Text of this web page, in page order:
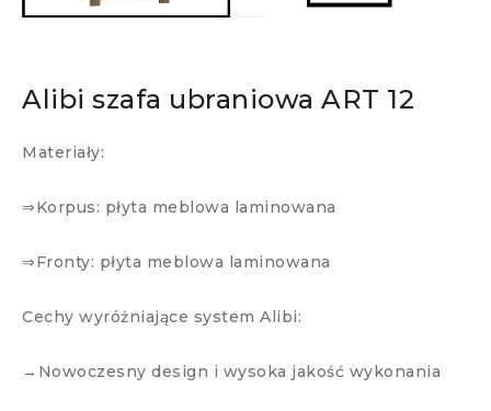
Alibi szafa ubraniowa ART 12
Materiały:
⇒Korpus: płyta meblowa laminowana
⇒Fronty: płyta meblowa laminowana
Cechy wyróżniające system Alibi:
→Nowoczesny design i wysoka jakość wykonania